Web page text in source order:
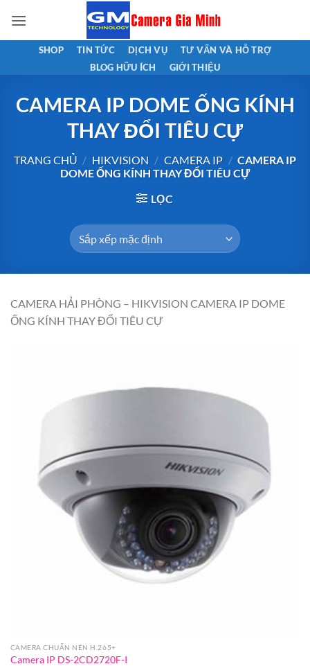
qua
nội
SHOP TIN TỨC DỊCH VỤ
TƯ VẤN VÀ HỖ TRỢ
BLOG HỮU ÍCH
GIỚI THIỆU
CAMERA IP DOME ỐNG KÍNH
THAY ĐỔI TIÊU CỰ
TRANG CHỦ / HIKVISION / CAMERA IP / CAMERA IP
DOME ỐNG KÍNH THAY ĐỔI TIÊU CỰ
LỌC
CAMERA HẢI PHÒNG – HIKVISION CAMERA IP DOME
ỐNG KÍNH THAY ĐỔI TIÊU CỰ
CAMERA CHUẨN NÉN H.265+
Camera IP DS-2CD2720F-I